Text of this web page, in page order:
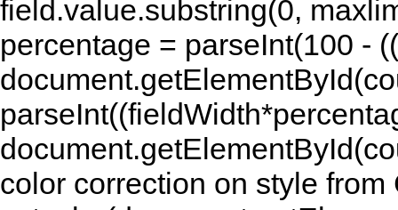
field.value.substring(0,
percentage = parseInt(100 -
color correction on style